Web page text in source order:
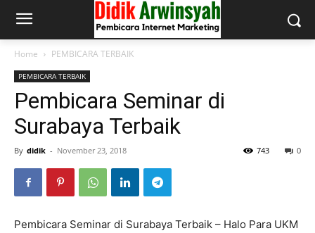
Home PEMBICARA TERBAIK
PEMBICARA TERBAIK
Pembicara Seminar di
Surabaya Terbaik
By didik - November 23, 2018 0
743
Pembicara Seminar di Surabaya Terbaik – Halo Para UKM